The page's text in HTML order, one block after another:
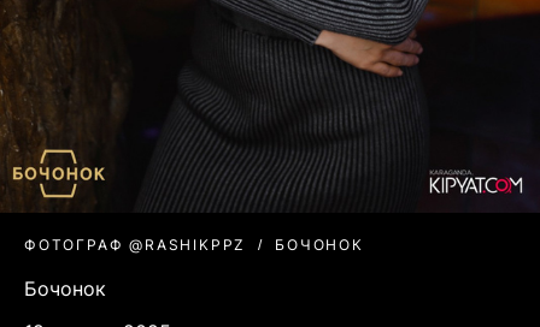
ФОТОГРАФ @RASHIKPPZ БОЧОНОК
Бочонок